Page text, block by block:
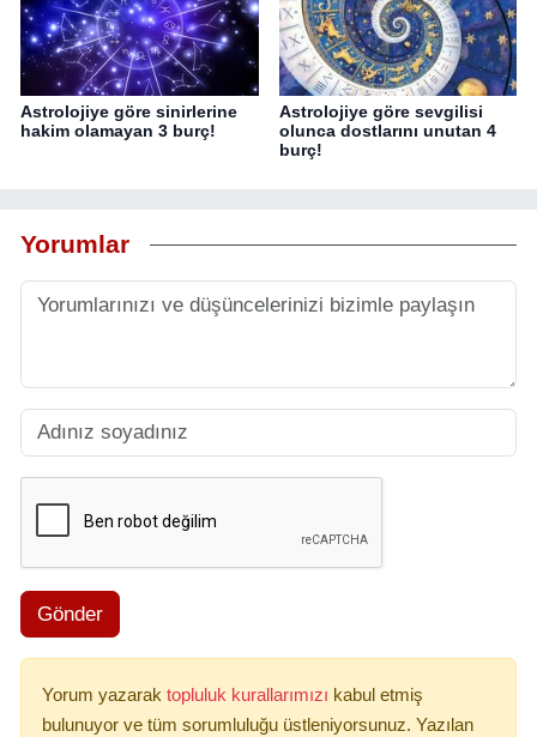
Astrolojiye göre sinirlerine
hakim olamayan 3 burç!
Astrolojiye göre sevgilisi
olunca dostlarını unutan 4
burç!
Yorumlar
Gönder
Yorum yazarak topluluk kurallarımızı kabul etmiş
bulunuyor ve tüm sorumluluğu üstleniyorsunuz. Yazılan